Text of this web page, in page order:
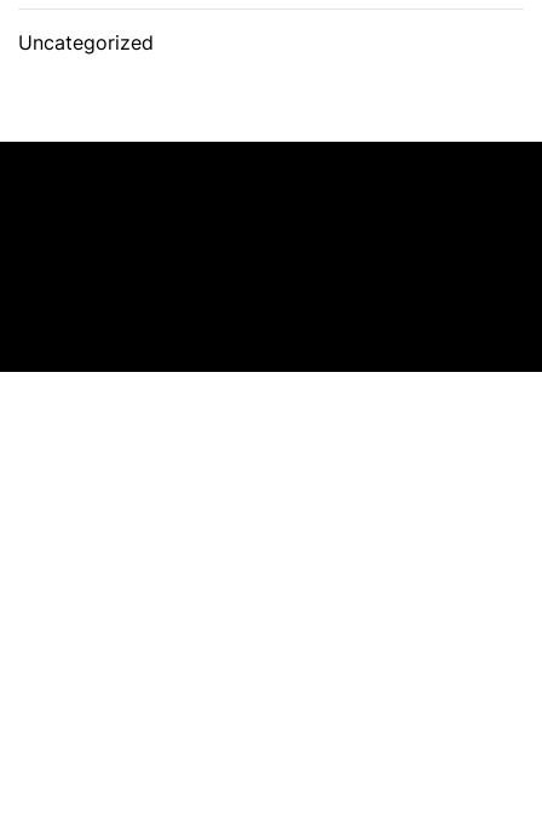
Uncategorized